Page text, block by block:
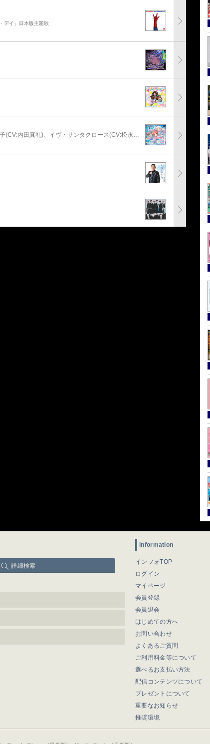
デイ」日本版主題歌
安部菜々(CV:三宅麻理恵)、神崎蘭子(CV:内田真礼)、イヴ・サンタクロース(CV:松永あかね)
詳細検索
information
インフォTOP
ログイン
マイページ
会員登録
会員退会
はじめての方へ
お問い合わせ
よくあるご質問
ご利用料金等について
選べるお支払い方法
配信コンテンツについて
プレゼントについて
重要なお知らせ
推奨環境